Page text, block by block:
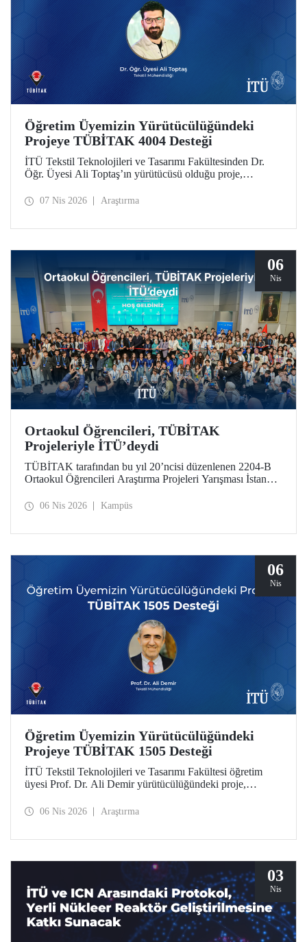
Öğretim Üyemizin Yürütücülüğündeki
Projeye TÜBİTAK 4004 Desteği
İTÜ Tekstil Teknolojileri ve Tasarımı Fakültesinden Dr.
Öğr. Üyesi Ali Toptaş’ın yürütücüsü olduğu proje,
Destekleme Programı kapsamında desteklenmeye hak
07 Nis 2026 Araştırma
06
Nis
Ortaokul Öğrencileri, TÜBİTAK
Projeleriyle İTÜ’deydi
TÜBİTAK tarafından bu yıl 20’ncisi düzenlenen 2204-B
Ortaokul Öğrencileri Araştırma Projeleri Yarışması İstanbul
Üniversitesi ev sahipliği yaptı.
06 Nis 2026 Kampüs
06
Nis
Öğretim Üyemizin Yürütücülüğündeki
Projeye TÜBİTAK 1505 Desteği
İTÜ Tekstil Teknolojileri ve Tasarımı Fakültesi öğretim
üyesi Prof. Dr. Ali Demir yürütücülüğündeki proje,
Programı tarafından desteklenmeye hak kazandı.
06 Nis 2026 Araştırma
03
Nis